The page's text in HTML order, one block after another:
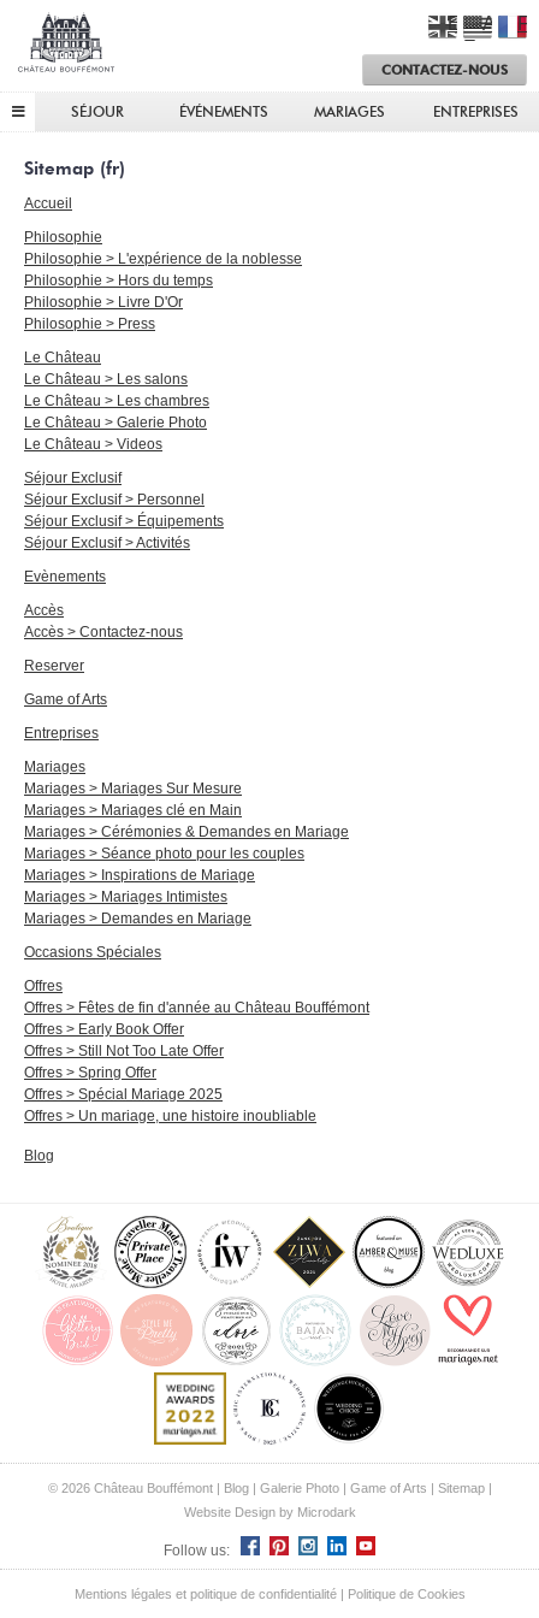
CONTACTEZ-NOUS
SÉJOUR ÉVÉNEMENTS MARIAGES ENTREPRISES
English
English
Sitemap (fr)
Accueil
Philosophie
Philosophie > L'expérience de la noblesse
Philosophie > Hors du temps
Philosophie > Livre D'Or
Philosophie > Press
Le Château
Le Château > Les salons
Le Château > Les chambres
Le Château > Galerie Photo
Le Château > Videos
Séjour Exclusif
Séjour Exclusif > Personnel
Séjour Exclusif > Équipements
Séjour Exclusif > Activités
Evènements
Accès
Accès > Contactez-nous
Reserver
Game of Arts
Entreprises
Mariages
Mariages > Mariages Sur Mesure
Mariages > Mariages clé en Main
Mariages > Cérémonies & Demandes en Mariage
Mariages > Séance photo pour les couples
Mariages > Inspirations de Mariage
Mariages > Mariages Intimistes
Mariages > Demandes en Mariage
Occasions Spéciales
Offres
Offres > Fêtes de fin d'année au Château Bouffémont
Offres > Early Book Offer
Offres > Still Not Too Late Offer
Offres > Spring Offer
Offres > Spécial Mariage 2025
Offres > Un mariage, une histoire inoubliable
Blog
© 2026 Château Bouffémont | Blog| Galerie Photo| Game of Arts | Sitemap|
Website Design by Microdark
Follow us:
Mentions légales et politique de confidentialité| Politique de Cookies